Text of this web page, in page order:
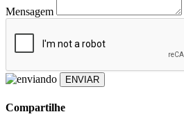
Mensagem
ENVIAR
Compartilhe